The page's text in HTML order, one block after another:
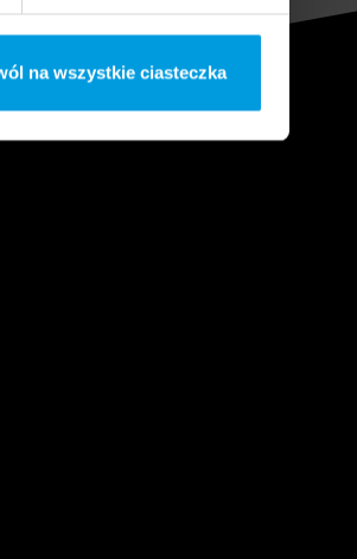
na wszystkie ciasteczka